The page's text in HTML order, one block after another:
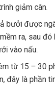
giảm cân.
bưởi được
ra, sau đó
vào nấu.
từ 15 – 30
đây là phần